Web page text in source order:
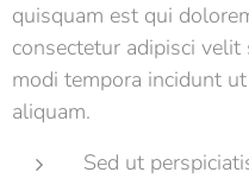
quisquam est qui
consectetur adipisci
modi tempora incidunt
aliquam.
Sed ut